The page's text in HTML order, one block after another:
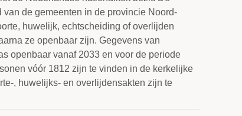
de gemeenten in de provincie Noord-
huwelijk, echtscheiding of overlijden
ze openbaar zijn. Gegevens van
openbaar vanaf 2033 en voor de periode
vóór 1812 zijn te vinden in de kerkelijke
, huwelijks- en overlijdensakten zijn te